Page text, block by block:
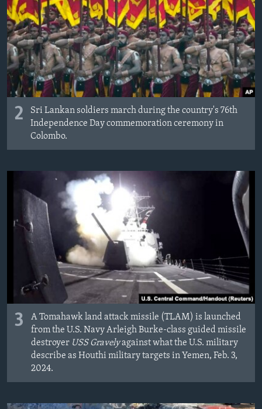
2
Sri Lankan soldiers march during the country's 76th
Independence Day commemoration ceremony in
Colombo.
3
A Tomahawk land attack missile (TLAM) is launched
from the U.S. Navy Arleigh Burke-class guided missile
destroyer USS Gravelyagainst what the U.S. military
describe as Houthi military targets in Yemen, Feb. 3,
2024.